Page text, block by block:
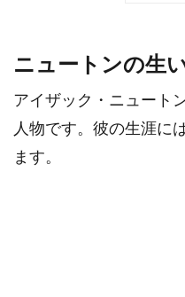
ニュートンの生
アイザック・ニュート
人物です。彼の生涯に
ます。